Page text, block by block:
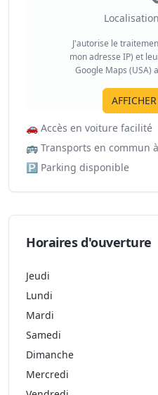
J'autorise le
mon adresse IP) et
Google Maps (USA)
🚗 Accès en voiture facilité
🚌 Transports en commun
🅿️ Parking disponible
Horaires d'ouverture
Jeudi
Lundi
Mardi
Samedi
Dimanche
Mercredi